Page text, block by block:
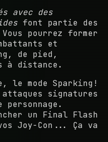
avec des
font partie des
pourrez former
et
de pied,
à distance.
le mode Sparking!
attaques signatures
un Final Flash
Joy-Con... Ça va